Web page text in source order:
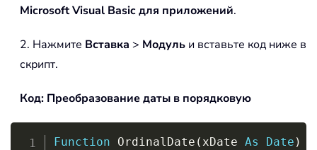
Microsoft Visual Basic для приложений.
2. Нажмите Вставка > Модуль и вставьте код ниже в
скрипт.
Код: Преобразование даты в порядковую
Function OrdinalDate ( xDate As Date )
Copy